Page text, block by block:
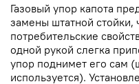
Газовый упор капота
замены штатной стойки,
потребительские
одной рукой слегка
упор поднимет его сам
используется).